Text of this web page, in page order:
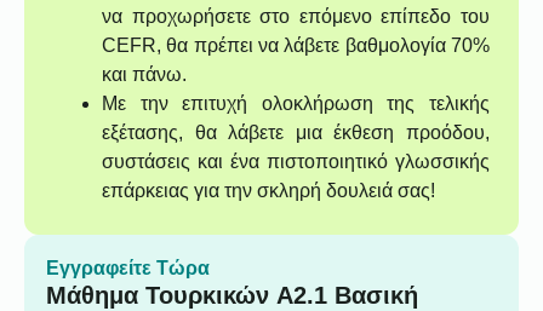
να προχωρήσετε στο επόμενο επίπεδο του
CEFR, θα πρέπει να λάβετε βαθμολογία 70%
και πάνω.
Με την επιτυχή ολοκλήρωση της τελικής
εξέτασης, θα λάβετε μια έκθεση προόδου,
συστάσεις και ένα πιστοποιητικό γλωσσικής
επάρκειας για την σκληρή δουλειά σας!
Εγγραφείτε Τώρα
Μάθημα Τουρκικών A2.1 Βασική